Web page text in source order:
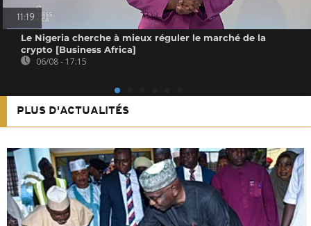
11:19
Le Nigeria cherche à mieux réguler le marché de la
crypto [Business Africa]
06/08 - 17:15
PLUS D'ACTUALITÉS